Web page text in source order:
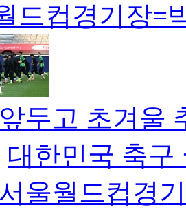
드컵경기장=
두고 초겨울
대한민국 축구
울월드컵경